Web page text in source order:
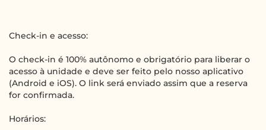
Check-in e acesso:
O check-in é 100% autônomo e obrigatório para liberar o
acesso à unidade e deve ser feito pelo nosso aplicativo
(Android e iOS). O link será enviado assim que a reserva
for confirmada.
Horários: